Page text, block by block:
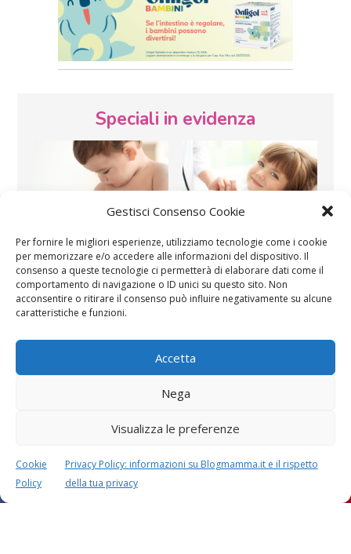
Gestisci Consenso Cookie
Per fornire le migliori esperienze, utilizziamo tecnologie come i cookie
per memorizzare e/o accedere alle informazioni del dispositivo. Il
consenso a queste tecnologie ci permetterà di elaborare dati come il
comportamento di navigazione o ID unici su questo sito. Non
acconsentire o ritirare il consenso può influire negativamente su alcune
caratteristiche e funzioni.
Accetta
Nega
Visualizza le preferenze
Cookie
Policy
Privacy Policy: informazioni su Blogmamma.it e il rispetto
della tua privacy
Speciali in evidenza
Vaccini SOS Pediatra